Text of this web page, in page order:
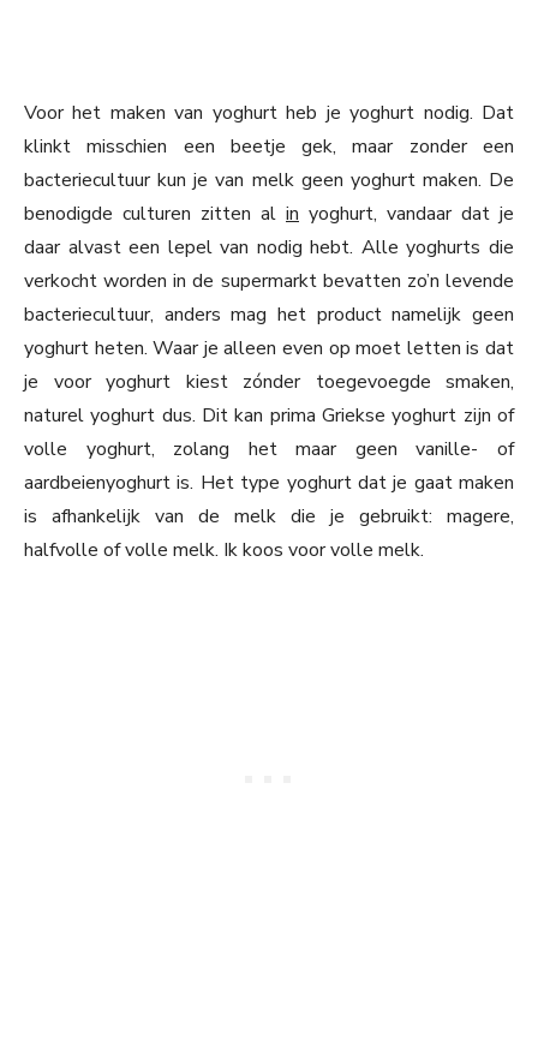
Voor het maken van yoghurt heb je yoghurt nodig. Dat
klinkt misschien een beetje gek, maar zonder een
bacteriecultuur kun je van melk geen yoghurt maken. De
benodigde culturen zitten al in yoghurt, vandaar dat je
daar alvast een lepel van nodig hebt. Alle yoghurts die
verkocht worden in de supermarkt bevatten zo’n levende
bacteriecultuur, anders mag het product namelijk geen
yoghurt heten. Waar je alleen even op moet letten is dat
je voor yoghurt kiest zónder toegevoegde smaken,
naturel yoghurt dus. Dit kan prima Griekse yoghurt zijn of
volle yoghurt, zolang het maar geen vanille- of
aardbeienyoghurt is. Het type yoghurt dat je gaat maken
is afhankelijk van de melk die je gebruikt: magere,
halfvolle of volle melk. Ik koos voor volle melk.